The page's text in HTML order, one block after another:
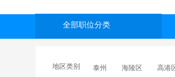
全部职位分类
地区类别 泰州 海陵区 高港